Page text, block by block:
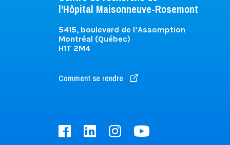
l'Hôpital Maisonneuve-Rosemont
5415, boulevard de l’Assomption
Montréal (Québec)
H1T 2M4
Comment se rendre